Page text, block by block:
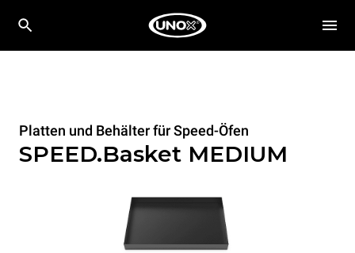
Platten und Behälter für Speed-Öfen
SPEED.Basket MEDIUM